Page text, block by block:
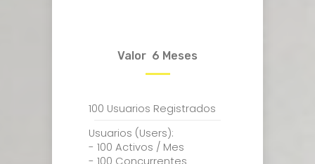
Valor 6 Meses
100 Usuarios Registrados
Usuarios (Users):
- 100 Activos / Mes